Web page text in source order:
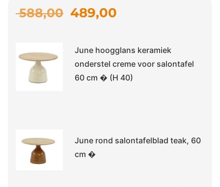
588,00 489,00
June hoogglans keramiek
onderstel creme voor salontafel
60 cm � (H 40)
June rond salontafelblad teak, 60
cm �